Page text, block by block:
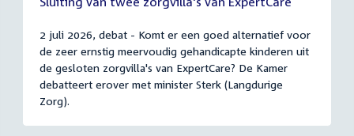
2 juli 2026, debat - Komt er een goed alternatief voor
de zeer ernstig meervoudig gehandicapte kinderen uit
de gesloten zorgvilla's van ExpertCare? De Kamer
debatteert erover met minister Sterk (Langdurige
Zorg).